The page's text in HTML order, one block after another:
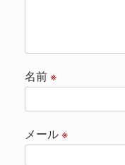
名前※
メール※